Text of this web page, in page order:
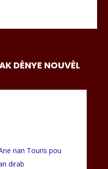
DÈNYE NOUVÈL
nan Touris pou
dirab